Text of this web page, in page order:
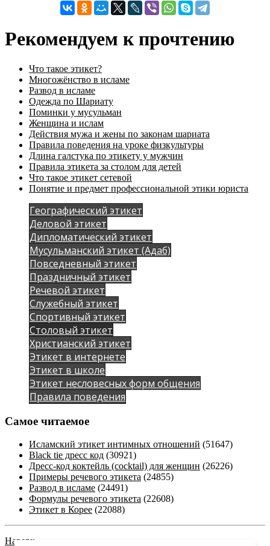
Рекомендуем к прочтению
Что такое этикет?
Многожёнство в исламе
Развод в исламе
Одежда по Шариату
Поминки у мусульман
Женщина и ислам
Действия мужа и жены по законам шариата
Правила поведения на уроке физкультуры
Длина галстука по этикету у мужчин
Правила этикета за столом для детей
Что такое этикет сетевой
Понятие и предмет профессиональной этики юриста
Географический этикет
Деловой этикет
Дипломатический этикет
Мусульманский этикет (Адаб)
Повседневный этикет
Праздничный этикет
Речевой этикет
Служебный этикет
Спортивный этикет
Столовый этикет
Христианский этикет
Этикет в интернете
Этикет в школе
Этикет несловесных форм общения
Правила поведения
Самое читаемое
Исламский этикет интимных отношений (51647)
Black tie дресс код (30921)
Дресс-код коктейль (cocktail) для женщин (26226)
Примеры речевого этикета (24855)
Развод в исламе (24491)
Формулы речевого этикета (22608)
Этикет в Корее (22088)
Наверх